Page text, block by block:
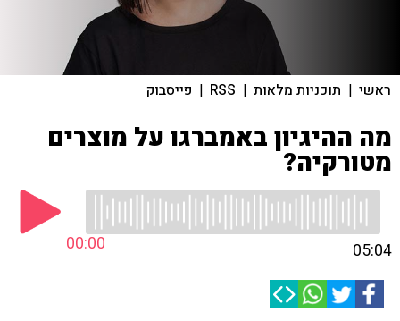
ראשי | תוכניות מלאות |
RSS
| פייסבוק
מה ההיגיון באמברגו על מוצרים
מטורקיה?
00:00 05:04